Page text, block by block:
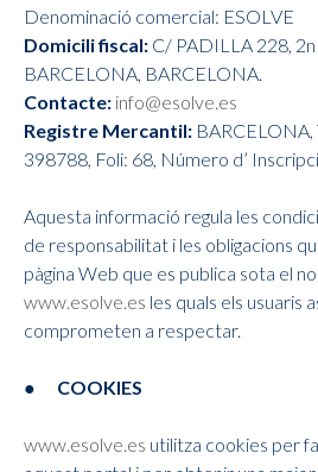
Denominació comercial: ESOLVE
Domicili fiscal: C/ PADILLA 228,
BARCELONA, BARCELONA.
Contacte: info@esolve.es
Registre Mercantil: BARCELONA,
398788, Foli: 68, Número d’
Aquesta informació regula les
de responsabilitat i les obligacions
pàgina Web que es publica sota el
www.esolve.es les quals els usuaris
comprometen a respectar.
● COOKIES
www.esolve.es utilitza cookies per